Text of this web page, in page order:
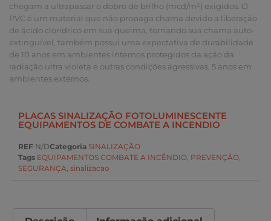
chegam a ultrapassar o dobro de brilho (mcd/m²) exigidos. O
PVC é um material que não propaga chama devido a liberação
de ácido clorídrico em sua queima, tornando sua chama auto-
extinguível, também possui uma expectativa de durabilidade
de 10 anos em ambientes internos protegidos da ação da
radiação ultra violeta e outras condições agressivas, 5 anos em
ambientes externos.
PLACAS SINALIZAÇÃO FOTOLUMINESCENTE
EQUIPAMENTOS DE COMBATE A INCENDIO
REF N/DCategoria SINALIZAÇÃO
Tags EQUIPAMENTOS COMBATE A INCÊNDIO, PREVENÇÃO,
SEGURANÇA, sinalizacao